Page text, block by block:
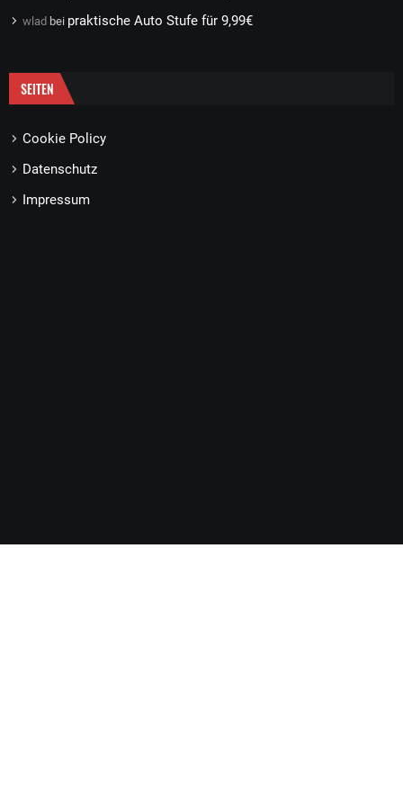
wlad bei praktische Auto Stufe für 9,99€
SEITEN
Cookie Policy
Datenschutz
Impressum